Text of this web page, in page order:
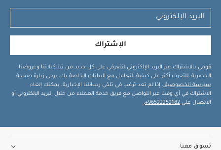
الإشتراك
قومي بالاشتراك عبر البريد الإلكتروني لتتعرفي على كل جديد من تشكيلاتنا وعروضنا
الحصرية. للتعرف أكثر على كيفية التعامل مع البيانات الخاصة بك، يرجى زيارة صفحة
سياسة الخصوصية . إذا لم تعد ترغب في تلقي رسائلنا الإخبارية، يمكنك إلغاء
الاشتراك في أي وقت عبر التواصل مع فريق خدمة العملاء من خلال البريد الإلكتروني أو
الاتصال على 96522252182+
.
تسوق معنا